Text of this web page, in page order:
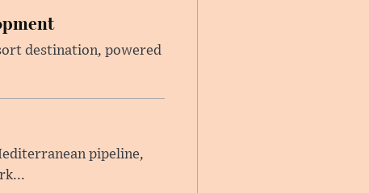
destination, powered
pipeline,